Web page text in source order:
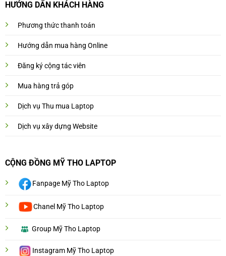
HƯỚNG DẨN KHÁCH HÀNG
Phương thức thanh toán
Hướng dẫn mua hàng Online
Đăng ký cộng tác viên
Mua hàng trả góp
Dịch vụ Thu mua Laptop
Dịch vụ xây dựng Website
CỘNG ĐỒNG MỸ THO LAPTOP
Fanpage Mỹ Tho Laptop
Chanel Mỹ Tho Laptop
Group Mỹ Tho Laptop
Instagram Mỹ Tho Laptop